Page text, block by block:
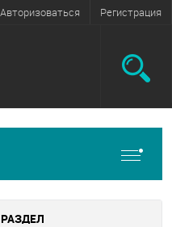
Авторизоваться Регистрация